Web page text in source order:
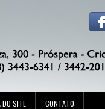
DO SITE CONTATO